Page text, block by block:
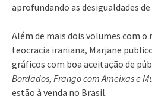
aprofundando as desigualdades
Além de mais dois volumes com
teocracia iraniana, Marjane
gráficos com boa aceitação de
Bordados, Frango com Ameixas e
estão à venda no Brasil.